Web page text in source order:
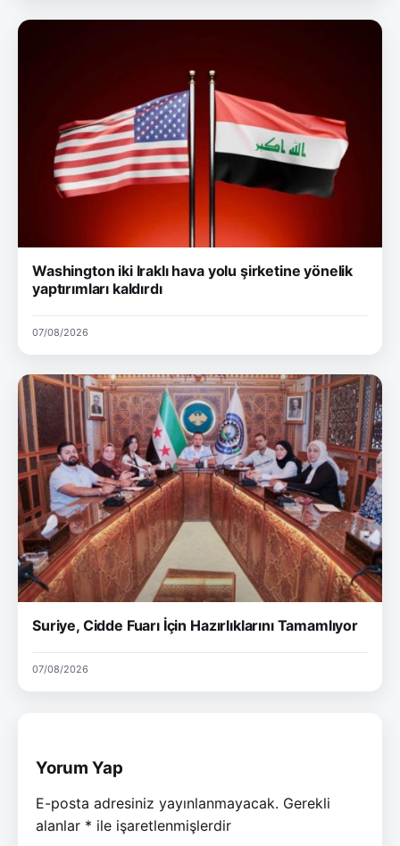
Washington iki Iraklı hava yolu şirketine yönelik
yaptırımları kaldırdı
07/08/2026
Suriye, Cidde Fuarı İçin Hazırlıklarını Tamamlıyor
07/08/2026
Yorum Yap
E-posta adresiniz yayınlanmayacak. Gerekli
alanlar * ile işaretlenmişlerdir